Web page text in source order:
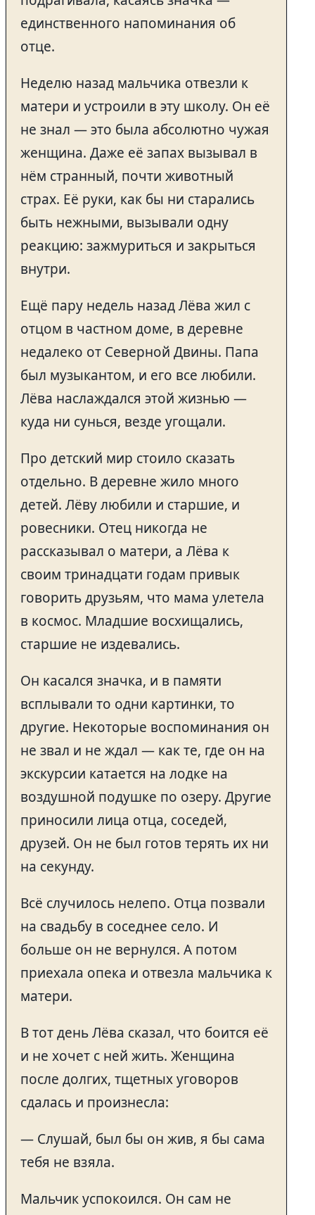
единственного напоминания об
отце.
Неделю назад мальчика отвезли к
матери и устроили в эту школу. Он её
не знал — это была абсолютно чужая
женщина. Даже её запах вызывал в
нём странный, почти животный
страх. Её руки, как бы ни старались
быть нежными, вызывали одну
реакцию: зажмуриться и закрыться
внутри.
Ещё пару недель назад Лёва жил с
отцом в частном доме, в деревне
недалеко от Северной Двины. Папа
был музыкантом, и его все любили.
Лёва наслаждался этой жизнью —
куда ни сунься, везде угощали.
Про детский мир стоило сказать
отдельно. В деревне жило много
детей. Лёву любили и старшие, и
ровесники. Отец никогда не
рассказывал о матери, а Лёва к
своим тринадцати годам привык
говорить друзьям, что мама улетела
в космос. Младшие восхищались,
старшие не издевались.
Он касался значка, и в памяти
всплывали то одни картинки, то
другие. Некоторые воспоминания он
не звал и не ждал — как те, где он на
экскурсии катается на лодке на
воздушной подушке по озеру. Другие
приносили лица отца, соседей,
друзей. Он не был готов терять их ни
на секунду.
Всё случилось нелепо. Отца позвали
на свадьбу в соседнее село. И
больше он не вернулся. А потом
приехала опека и отвезла мальчика к
матери.
В тот день Лёва сказал, что боится её
и не хочет с ней жить. Женщина
после долгих, тщетных уговоров
сдалась и произнесла:
— Слушай, был бы он жив, я бы сама
тебя не взяла.
Мальчик успокоился. Он сам не